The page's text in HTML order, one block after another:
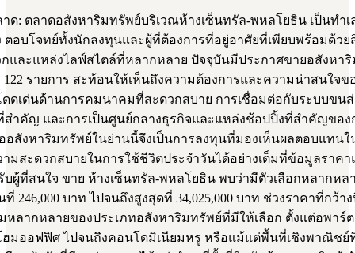
ด: ตลาดอสังหาริมทรัพย์บริเวณห้างเซ็นทรัล-พหลโยธิน เป็นทำ
ตอบโจทย์ทั้งนักลงทุนและผู้ที่ต้องการที่อยู่อาศัยที่เพียบพร้อมด้วย
และแหล่งไลฟ์สไตล์ที่หลากหลาย ปัจจุบันมีประกาศขายอสังหา
รายการ สะท้อนให้เห็นถึงความต้องการและความน่าสนใจข
ดเด่นด้านการคมนาคมที่สะดวกสบาย การเชื่อมต่อกับระบบขนส่
ำคัญ และการเป็นศูนย์กลางธุรกิจและแหล่งช้อปปิ้งที่สำคัญของ
อสังหาริมทรัพย์ในย่านนี้จึงเป็นการลงทุนที่มองเห็นผลตอบแทนใ
มสะดวกสบายในการใช้ชีวิตประจำวันได้อย่างเต็มที่ข้อมูลราคา
บผู้ที่สนใจ ขาย ห้างเซ็นทรัล-พหลโยธิน พบว่ามีตัวเลือกหลากหล
ที่ 246,000 บาท ไปจนถึงสูงสุดที่ 34,025,000 บาท ช่วงราคาที่กว้า
หลากหลายของประเภทอสังหาริมทรัพย์ที่มีให้เลือก ตั้งแต่อพาร์
ฮมออฟฟิศ ไปจนถึงคอนโดมิเนียมหรู หรือแม้แต่พื้นที่เชิงพาณิชย์